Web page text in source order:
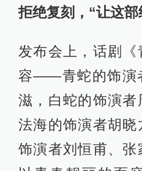
拒绝复刻，“让这
发布会上，话剧
容——青蛇的饰演
滋，白蛇的饰演者
法海的饰演者胡
饰演者刘恒甫、张